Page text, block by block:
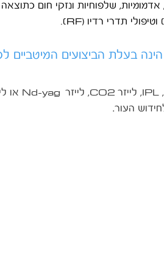
שלפוחיות ונזקי חום כתוצאה
וטיפולי תדרי רדיו (RF).
הינה בעלת הביצועים המיטביים
IPL, לייזר CO2, לייזר Nd-yag או
העור.